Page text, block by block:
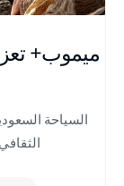
ميموب+
السياحة